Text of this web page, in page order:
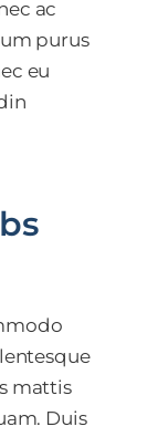
ac
purus
eu
mattis
Duis